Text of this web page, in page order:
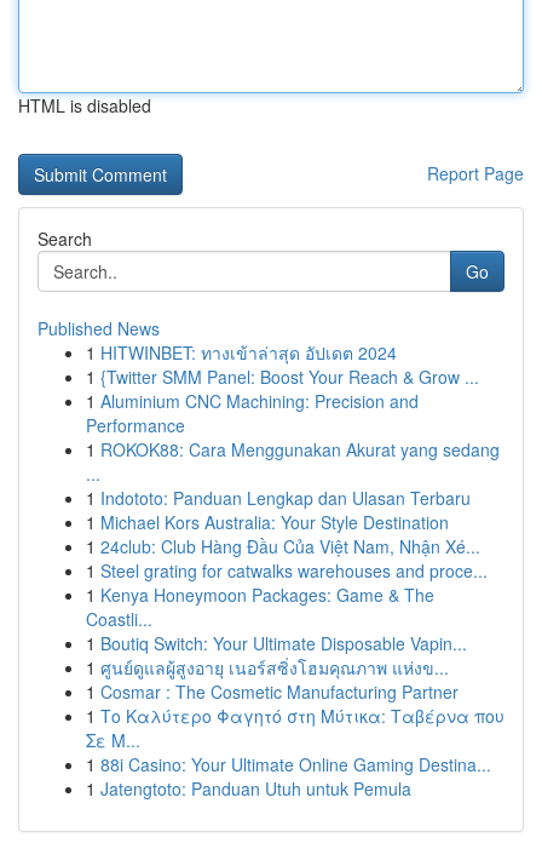
HTML is disabled
Report Page
Search
Go
Published News
1 HITWINBET: ทางเข้าล่าสุด อัปเดต 2024
1 {Twitter SMM Panel: Boost Your Reach & Grow ...
1 Aluminium CNC Machining: Precision and
Performance
1 ROKOK88: Cara Menggunakan Akurat yang sedang
...
1 Indototo: Panduan Lengkap dan Ulasan Terbaru
1 Michael Kors Australia: Your Style Destination
1 24club: Club Hàng Đầu Của Việt Nam, Nhận Xé...
1 Steel grating for catwalks warehouses and proce...
1 Kenya Honeymoon Packages: Game & The
Coastli...
1 Boutiq Switch: Your Ultimate Disposable Vapin...
1 ศูนย์ดูแลผู้สูงอายุ เนอร์สซิ่งโฮมคุณภาพ แห่งข...
1 Cosmar : The Cosmetic Manufacturing Partner
1 Το Καλύτερο Φαγητό στη Μύτικα: Ταβέρνα που
Σε Μ...
1 88i Casino: Your Ultimate Online Gaming Destina...
1 Jatengtoto: Panduan Utuh untuk Pemula